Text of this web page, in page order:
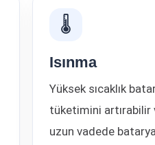
🌡
Isınma
Yüksek sıcaklık
tüketimini artırabilir
uzun vadede